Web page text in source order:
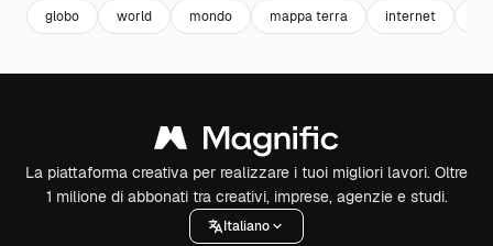
globo world mondo mappa terra internet
La piattaforma creativa per realizzare i tuoi migliori lavori. Oltre
1 milione di abbonati tra creativi, imprese, agenzie e studi.
Italiano